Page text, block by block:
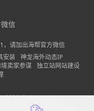
我们第一时间联系到
信
，请加出海帮官方微信
安装
神龙海外动态IP
卖家参谋 独立站网站建设
科技有限公司